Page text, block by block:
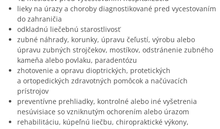
lieky na úrazy a choroby diagnostikované pred vycestovaním
do zahraničia
odkladnú liečebnú starostlivosť
zubné náhrady, korunky, úpravu čeľustí, výrobu alebo
úpravu zubných strojčekov, mostíkov, odstránenie zubného
kameňa alebo povlaku, paradentózu
zhotovenie a opravu dioptrických, protetických
a ortopedických zdravotných pomôcok a načúvacích
prístrojov
preventívne prehliadky, kontrolné alebo iné vyšetrenia
nesúvisiace so vzniknutým ochorením alebo úrazom
rehabilitáciu, kúpeľnú liečbu, chiropraktické výkony,